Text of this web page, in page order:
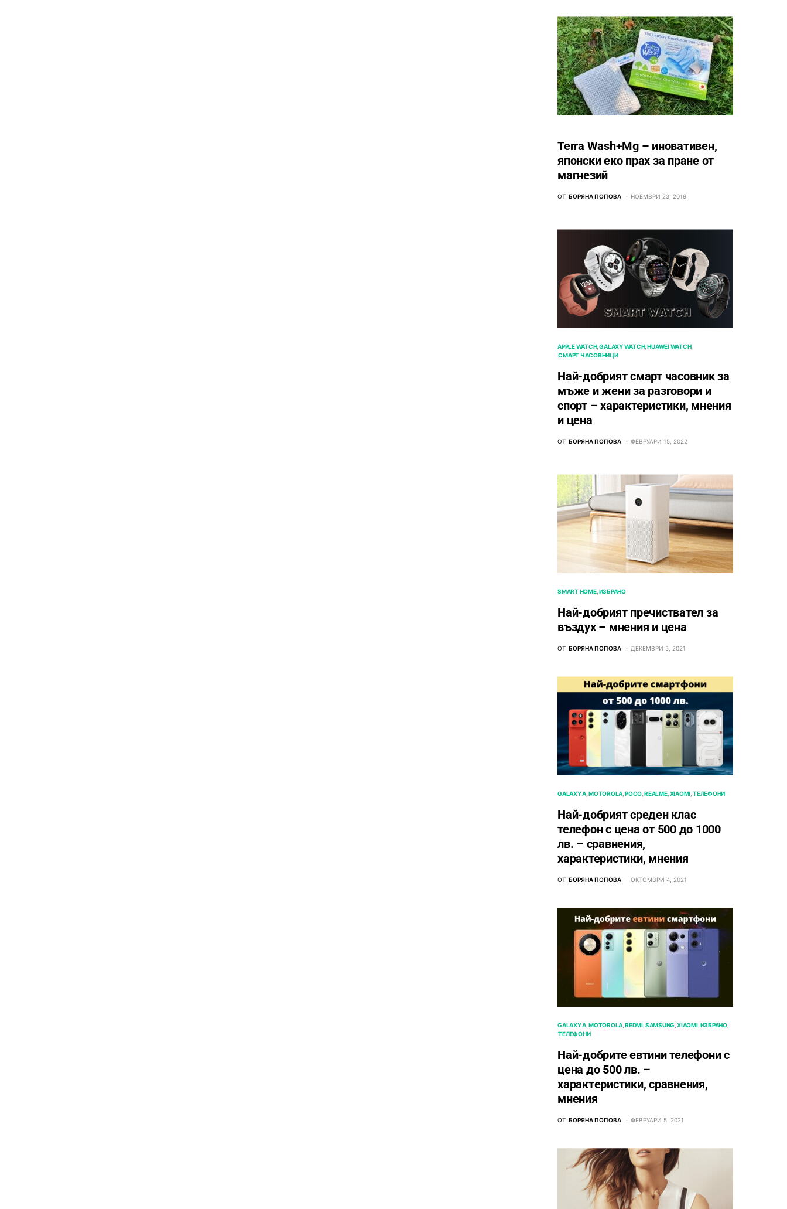
Terra Wash+Mg – иновативен,
японски еко прах за пране от
магнезий
ОТ БОРЯНА ПОПОВА НОЕМВРИ 23, 2019
APPLE WATCH GALAXY WATCH HUAWEI WATCH
СМАРТ ЧАСОВНИЦИ
Най-добрият смарт часовник за
мъже и жени за разговори и
спорт – характеристики, мнения
и цена
ОТ БОРЯНА ПОПОВА ФЕВРУАРИ 15, 2022
SMART HOME ИЗБРАНО
Най-добрият пречиствател за
въздух – мнения и цена
ОТ БОРЯНА ПОПОВА ДЕКЕМВРИ 5, 2021
GALAXY A MOTOROLA POCO REALME XIAOMI ТЕЛЕФОНИ
Най-добрият среден клас
телефон с цена от 500 до 1000
лв. – сравнения,
характеристики, мнения
ОТ БОРЯНА ПОПОВА ОКТОМВРИ 4, 2021
GALAXY A MOTOROLA REDMI SAMSUNG XIAOMI ИЗБРАНО
ТЕЛЕФОНИ
Най-добрите евтини телефони с
ценa до 500 лв. –
характeристики, сравнения,
мнения
ОТ БОРЯНА ПОПОВА ФЕВРУАРИ 5, 2021